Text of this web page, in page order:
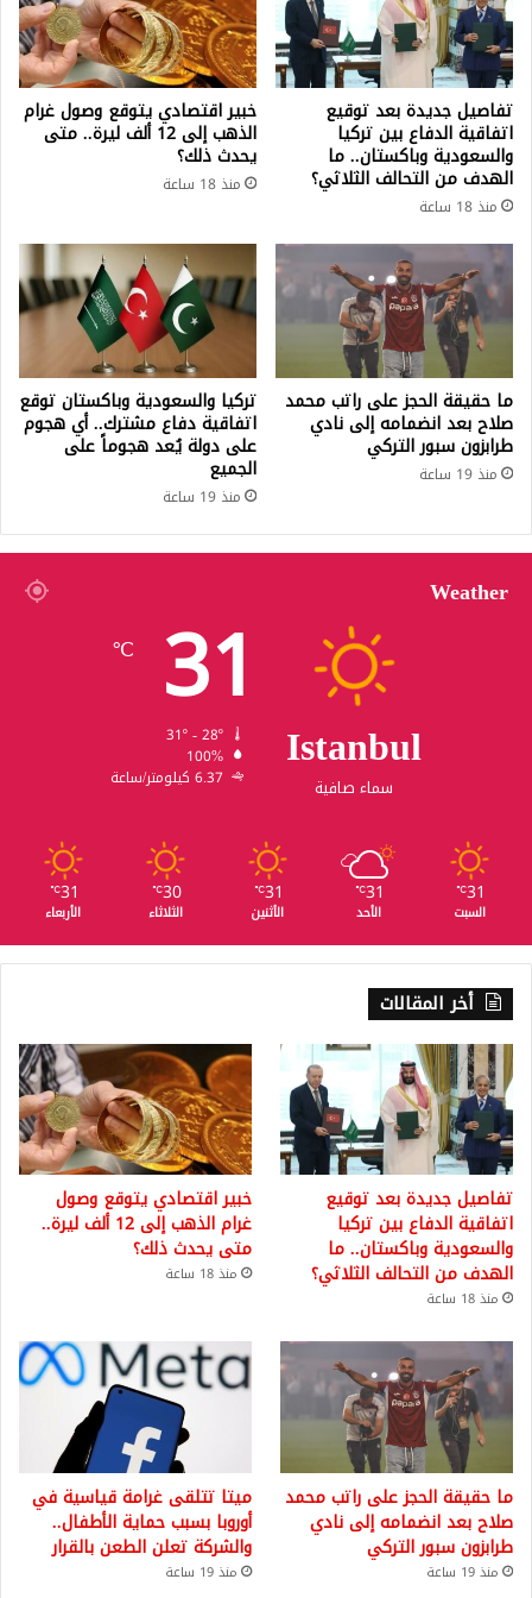
تفاصيل جديدة بعد توقيع
اتفاقية الدفاع بين تركيا
والسعودية وباكستان.. ما
الهدف من التحالف الثلاثي؟
منذ 18 ساعة
خبير اقتصادي يتوقع وصول غرام
الذهب إلى 12 ألف ليرة.. متى
يحدث ذلك؟
منذ 18 ساعة
ما حقيقة الحجز على راتب محمد
صلاح بعد انضمامه إلى نادي
طرابزون سبور التركي
منذ 19 ساعة
تركيا والسعودية وباكستان توقع
اتفاقية دفاع مشترك.. أي هجوم
على دولة يُعد هجوماً على
الجميع
منذ 19 ساعة
Weather
Istanbul
سماء صافية
31
℃
100%
6.37 كيلومتر/ساعة
31
℃
السبت
31
℃
الأحد
31
℃
الأثنين
30
℃
الثلاثاء
31
℃
الأربعاء
أخر المقالات
تفاصيل جديدة بعد توقيع
اتفاقية الدفاع بين تركيا
والسعودية وباكستان.. ما
الهدف من التحالف الثلاثي؟
منذ 18 ساعة
خبير اقتصادي يتوقع وصول
غرام الذهب إلى 12 ألف ليرة..
متى يحدث ذلك؟
منذ 18 ساعة
ما حقيقة الحجز على راتب محمد
صلاح بعد انضمامه إلى نادي
طرابزون سبور التركي
منذ 19 ساعة
ميتا تتلقى غرامة قياسية في
أوروبا بسبب حماية الأطفال..
والشركة تعلن الطعن بالقرار
منذ 19 ساعة